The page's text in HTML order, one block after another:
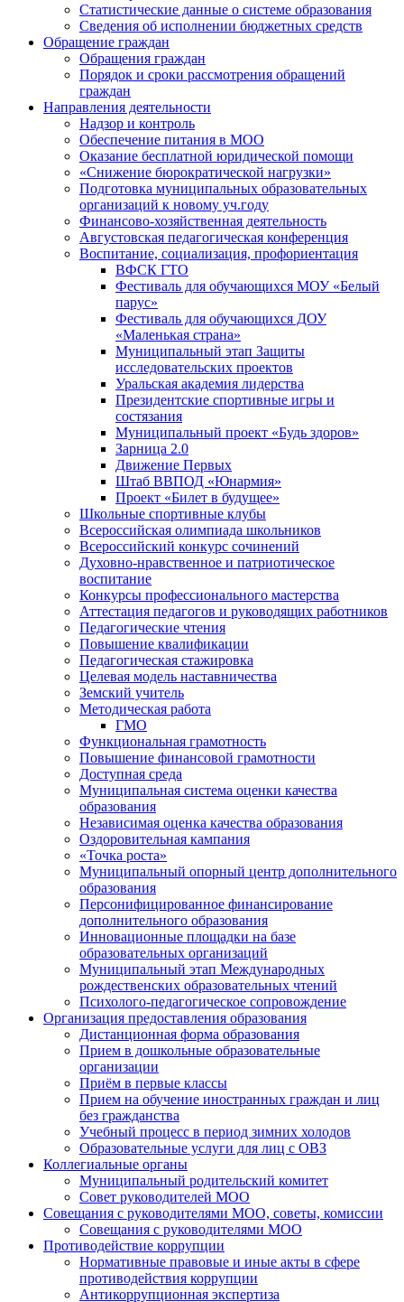
Статистические данные о системе образования
Сведения об исполнении бюджетных средств
Обращение граждан
Обращения граждан
Порядок и сроки рассмотрения обращений
граждан
Направления деятельности
Надзор и контроль
Обеспечение питания в МОО
Оказание бесплатной юридической помощи
«Снижение бюрократической нагрузки»
Подготовка муниципальных образовательных
организаций к новому уч.году
Финансово-хозяйственная деятельность
Августовская педагогическая конференция
Воспитание, социализация, профориентация
ВФСК ГТО
Фестиваль для обучающихся МОУ «Белый
парус»
Фестиваль для обучающихся ДОУ
«Маленькая страна»
Муниципальный этап Защиты
исследовательских проектов
Уральская академия лидерства
Президентские спортивные игры и
состязания
Муниципальный проект «Будь здоров»
Зарница 2.0
Движение Первых
Штаб ВВПОД «Юнармия»
Проект «Билет в будущее»
Школьные спортивные клубы
Всероссийская олимпиада школьников
Всероссийский конкурс сочинений
Духовно-нравственное и патриотическое
воспитание
Конкурсы профессионального мастерства
Аттестация педагогов и руководящих работников
Педагогические чтения
Повышение квалификации
Педагогическая стажировка
Целевая модель наставничества
Земский учитель
Методическая работа
ГМО
Функциональная грамотность
Повышение финансовой грамотности
Доступная среда
Муниципальная система оценки качества
образования
Независимая оценка качества образования
Оздоровительная кампания
«Точка роста»
Муниципальный опорный центр дополнительного
образования
Персонифицированное финансирование
дополнительного образования
Инновационные площадки на базе
образовательных организаций
Муниципальный этап Международных
рождественских образовательных чтений
Психолого-педагогическое сопровождение
Организация предоставления образования
Дистанционная форма образования
Прием в дошкольные образовательные
организации
Приём в первые классы
Прием на обучение иностранных граждан и лиц
без гражданства
Учебный процесс в период зимних холодов
Образовательные услуги для лиц с ОВЗ
Коллегиальные органы
Муниципальный родительский комитет
Совет руководителей МОО
Совещания с руководителями МОО, советы, комиссии
Совещания с руководителями МОО
Противодействие коррупции
Нормативные правовые и иные акты в сфере
противодействия коррупции
Антикоррупционная экспертиза